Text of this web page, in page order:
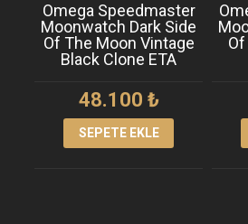
Omega Speedmaster
Moonwatch Dark Side
Of The Moon Vintage
Black Clone ETA
48.100 ₺
SEPETE EKLE